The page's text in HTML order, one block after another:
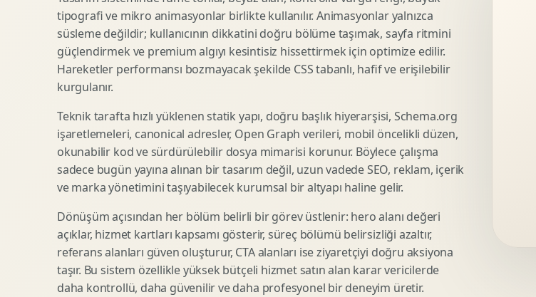
Premium Ambalaj Tasarimi
Etiket Tasarimi
Kutu Tasarimi
Raf Gorunurlugu
Gida Ambalaj Tasarimi
Kozmetik Ambalaj Tasarimi
E Ticaret Kutu Tasarimi
Ambalaj Mockup Tasarimi
Afis Tasarimi
Brosur Tasarimi
Sosyal Medya Gorsel Tasarimi
Sunum Tasarimi
Infografik Tasarimi
Fuaye Gorsel Tasarimi
Kurumsal Ilan Tasarimi
Marka Stratejisi
Marka Konumlandirma
Isimlendirme
Rekabet Analizi
Marka Mimarisi
Deger Onerisi Tasarimi
Pazara Giris Stratejisi
Shopify Tasarim
Woocommerce Tasarim
Eticaret UX Optimizasyonu
Urun Sayfasi Tasarimi
Lead Generation Landing Page
Reklam Landing Page
Urun Lansman Sayfasi
Ab Test Arayuzu
Display Banner Tasarimi
Video Reklam Kreatifi
Outdoor Reklam Tasarimi
tipografi ve mikro animasyonlar birlikte kullanılır. Animasyonlar yalnızca
süsleme değildir; kullanıcının dikkatini doğru bölüme taşımak, sayfa ritmini
güçlendirmek ve premium algıyı kesintisiz hissettirmek için optimize edilir.
Hareketler performansı bozmayacak şekilde CSS tabanlı, hafif ve erişilebilir
kurgulanır.
Teknik tarafta hızlı yüklenen statik yapı, doğru başlık hiyerarşisi, Schema.org
işaretlemeleri, canonical adresler, Open Graph verileri, mobil öncelikli düzen,
okunabilir kod ve sürdürülebilir dosya mimarisi korunur. Böylece çalışma
sadece bugün yayına alınan bir tasarım değil, uzun vadede SEO, reklam, içerik
ve marka yönetimini taşıyabilecek kurumsal bir altyapı haline gelir.
Dönüşüm açısından her bölüm belirli bir görev üstlenir: hero alanı değeri
açıklar, hizmet kartları kapsamı gösterir, süreç bölümü belirsizliği azaltır,
referans alanları güven oluşturur, CTA alanları ise ziyaretçiyi doğru aksiyona
taşır. Bu sistem özellikle yüksek bütçeli hizmet satın alan karar vericilerde
daha kontrollü, daha güvenilir ve daha profesyonel bir deneyim üretir.